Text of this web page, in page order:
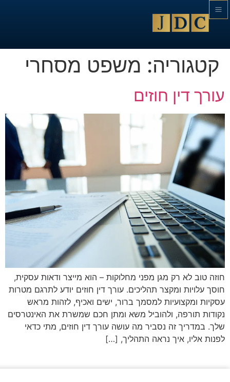
קטגוריה: משפט מסחרי
עורך דין חוזים
חוזה טוב לא רק מגן מפני מחלוקות – הוא מייצר ודאות עסקית,
חוסך עלויות ומקצר תהליכים. עורך דין חוזים יודע לתרגם מטרות
עסקיות ומקצועיות למסמך ברור, ישים ואכיף, לזהות מראש
נקודות תורפה, ולהוביל משא ומתן חכם שמשרת את האינטרסים
שלך. במדריך זה נסביר מה עושה עורך דין חוזים, מתי כדאי
לפנות אליו, איך נראה התהליך, […]